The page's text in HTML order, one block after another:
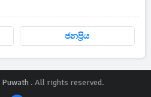
ජනප්‍රිය
Puwath. All rights reserved.